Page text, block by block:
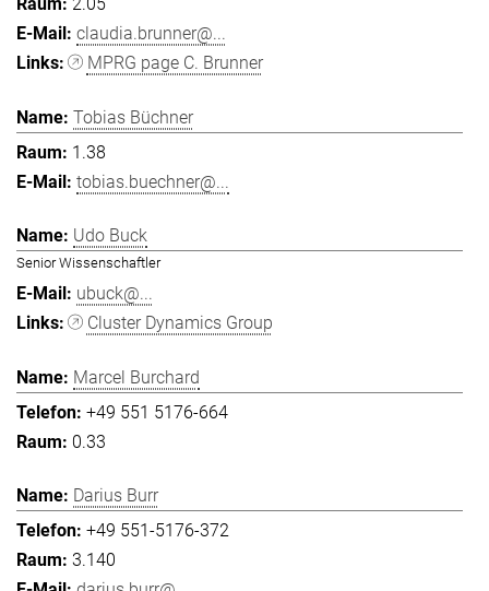
2.05
claudia.brunner@...
MPRG page C. Brunner
Tobias Büchner
1.38
tobias.buechner@...
Udo Buck
Senior Wissenschaftler
ubuck@...
Cluster Dynamics Group
Marcel Burchard
+49 551 5176-664
0.33
Darius Burr
+49 551-5176-372
3.140